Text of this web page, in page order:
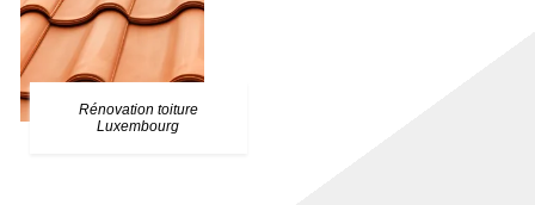
Rénovation toiture
Luxembourg